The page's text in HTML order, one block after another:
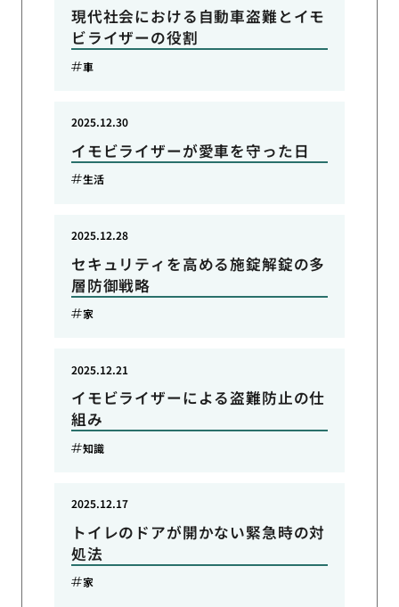
現代社会における自動車盗難とイモ
ビライザーの役割
車
イモビライザーが愛車を守った日
2025.12.30
生活
セキュリティを高める施錠解錠の多
層防御戦略
2025.12.28
家
イモビライザーによる盗難防止の仕
組み
2025.12.21
知識
トイレのドアが開かない緊急時の対
処法
2025.12.17
家